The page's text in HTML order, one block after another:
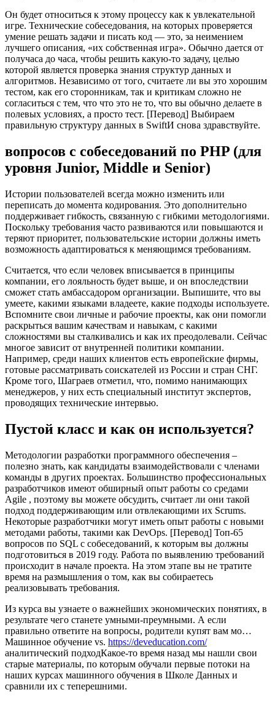
Он будет относиться к этому процессу как к увлекательной
игре. Технические собеседования, на которых проверяется
умение решать задачи и писать код — это, за неимением
лучшего описания, «их собственная игра». Обычно дается от
получаса до часа, чтобы решить какую-то задачу, целью
которой является проверка знания структур данных и
алгоритмов. Независимо от того, считаете ли вы это хорошим
тестом, как его сторонникам, так и критикам сложно не
согласиться с тем, что что это не то, что вы обычно делаете в
полевых условиях, а просто тест. [Перевод] Выбираем
правильную структуру данных в SwiftИ снова здравствуйте.
вопросов с собеседований по PHP (для
уровня Junior, Middle и Senior)
Истории пользователей всегда можно изменить или
переписать до момента кодирования. Это дополнительно
поддерживает гибкость, связанную с гибкими методологиями.
Поскольку требования часто развиваются или повышаются и
теряют приоритет, пользовательские истории должны иметь
возможность адаптироваться к меняющимся требованиям.
Считается, что если человек вписывается в принципы
компании, его лояльность будет выше, и он впоследствии
сможет стать амбассадором организации. Выпишите, что вы
умеете, какими языками владеете, какие подходы используете.
Вспомните свои личные и рабочие проекты, как они помогли
раскрыться вашим качествам и навыкам, с какими
сложностями вы сталкивались и как их преодолевали. Сейчас
многое зависит от внутренней политики компании.
Например, среди наших клиентов есть европейские фирмы,
готовые рассматривать соискателей из России и стран СНГ.
Кроме того, Шаграев отметил, что, помимо нанимающих
менеджеров, у них есть специальный институт экспертов,
проводящих технические интервью.
Пустой класс и как он используется?
Методологии разработки программного обеспечения –
полезно знать, как кандидаты взаимодействовали с членами
команды в других проектах. Большинство профессиональных
разработчиков имеют обширный опыт работы со средами
Agile , поэтому вы можете обсудить, считает ли они такой
подход поддерживающим или отвлекающими их Scrums.
Некоторые разработчики могут иметь опыт работы с новыми
методами работы, такими как DevOps. [Перевод] Топ-65
вопросов по SQL с собеседований, к которым вы должны
подготовиться в 2019 году. Работа по выявлению требований
происходит в начале проекта. На этом этапе вы не тратите
время на размышления о том, как вы собираетесь
реализовывать требования.
Из курса вы узнаете о важнейших экономических понятиях, в
результате чего станете умными-преумными. А если
правильно ответите на вопросы, родители купят вам мо…
Машинное обучение vs. https://deveducation.com/
аналитический подходКакое-то время назад мы нашли свои
старые материалы, по которым обучали первые потоки на
наших курсах машинного обучения в Школе Данных и
сравнили их с теперешними.